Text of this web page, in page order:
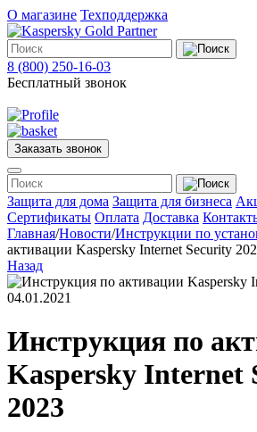
О магазине Техподдержка
8 (800) 250-16-03
Бесплатный звонок
Заказать звонок
Меню
Защита
для
дома
Защита
для
О
магазине
Техподдержка
Акции
Скачать
Защита для дома Защита для бизнеса
Сертификаты Оплата Доставка
Главная/Новости/Инструкции по
активации Kaspersky Internet Security
Назад
04.01.2021
Инструкция по
Kaspersky Internet
2023